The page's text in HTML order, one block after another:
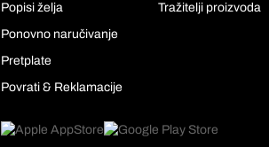
Popisi želja
Ponovno naručivanje
Pretplate
Povrati & Reklamacije
Tražitelji proizvoda